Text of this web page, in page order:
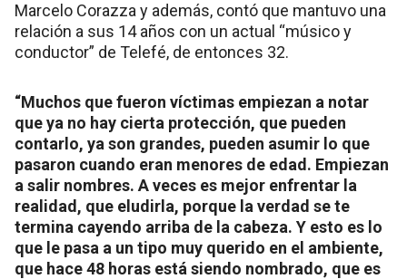
Marcelo Corazza y además, contó que mantuvo una
relación a sus 14 años con un actual “músico y
conductor” de Telefé, de entonces 32.
“Muchos que fueron víctimas empiezan a notar
que ya no hay cierta protección, que pueden
contarlo, ya son grandes, pueden asumir lo que
pasaron cuando eran menores de edad. Empiezan
a salir nombres. A veces es mejor enfrentar la
realidad, que eludirla, porque la verdad se te
termina cayendo arriba de la cabeza. Y esto es lo
que le pasa a un tipo muy querido en el ambiente,
que hace 48 horas está siendo nombrado, que es